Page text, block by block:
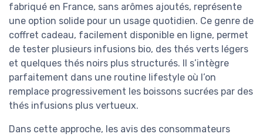
fabriqué en France, sans arômes ajoutés, représente
une option solide pour un usage quotidien. Ce genre de
coffret cadeau, facilement disponible en ligne, permet
de tester plusieurs infusions bio, des thés verts légers
et quelques thés noirs plus structurés. Il s’intègre
parfaitement dans une routine lifestyle où l’on
remplace progressivement les boissons sucrées par des
thés infusions plus vertueux.
Dans cette approche, les avis des consommateurs